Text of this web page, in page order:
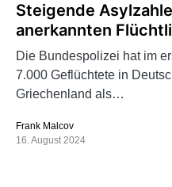
Steigende
anerkannten
Die Bundespolizei hat im
7.000 Geflüchtete in
Griechenland als…
Frank Malcov
16. August 2024